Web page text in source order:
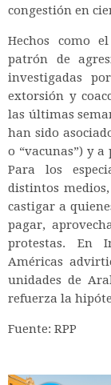
congestión en
Hechos como
patrón de
investigadas
extorsión y
las últimas
han sido
o “vacunas”) y
Para los
distintos
castigar a
pagar,
protestas. En
Américas
unidades de
refuerza la
Fuente: RPP